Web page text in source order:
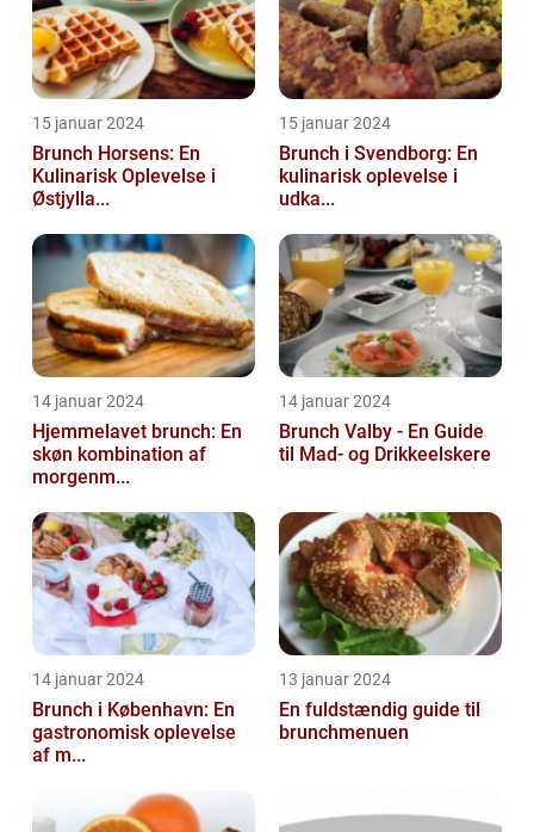
15 januar 2024
Brunch Horsens: En
Kulinarisk Oplevelse i
Østjylla...
15 januar 2024
Brunch i Svendborg: En
kulinarisk oplevelse i
udka...
14 januar 2024
Hjemmelavet brunch: En
skøn kombination af
morgenm...
14 januar 2024
Brunch Valby - En Guide
til Mad- og Drikkeelskere
14 januar 2024
Brunch i København: En
gastronomisk oplevelse
af m...
13 januar 2024
En fuldstændig guide til
brunchmenuen